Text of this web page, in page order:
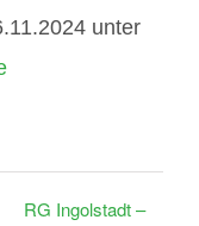
unter
RG Ingolstadt –